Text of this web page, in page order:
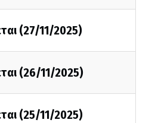
(27/11/2025)
(26/11/2025)
(25/11/2025)